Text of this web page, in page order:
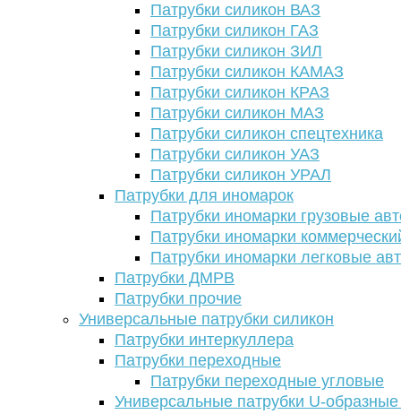
Патрубки силикон ВАЗ
Патрубки силикон ГАЗ
Патрубки силикон ЗИЛ
Патрубки силикон КАМАЗ
Патрубки силикон КРАЗ
Патрубки силикон МАЗ
Патрубки силикон спецтехника
Патрубки силикон УАЗ
Патрубки силикон УРАЛ
Патрубки для иномарок
Патрубки иномарки грузовые
Патрубки иномарки
Патрубки иномарки легковые
Патрубки ДМРВ
Патрубки прочие
Универсальные патрубки силикон
Патрубки интеркуллера
Патрубки переходные
Патрубки переходные угловые
Универсальные патрубки U-